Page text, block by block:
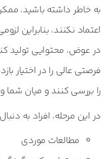
به خاطر داشته باشید،
اعتماد نکنند، بنابراین
در عوض، محتوایی تولید
فرصتی عالی را در اختیار
را بررسی کنند و میان شما
در این مرحله، افراد به
مطالعات موردی